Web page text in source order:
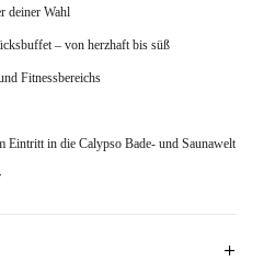
deiner Wahl
– von herzhaft bis süß
Fitnessbereichs
Eintritt in die Calypso Bade- und Saunawelt